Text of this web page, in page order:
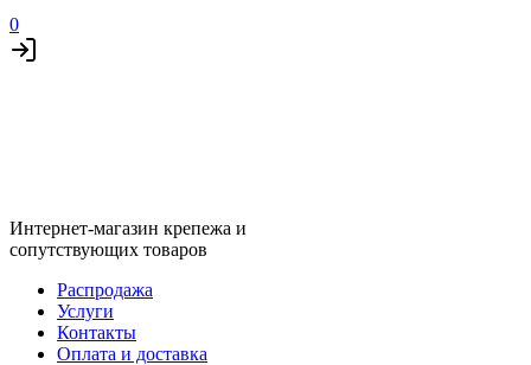
0
Интернет-магазин крепежа и
сопутствующих товаров
Распродажа
Услуги
Контакты
Оплата и доставка